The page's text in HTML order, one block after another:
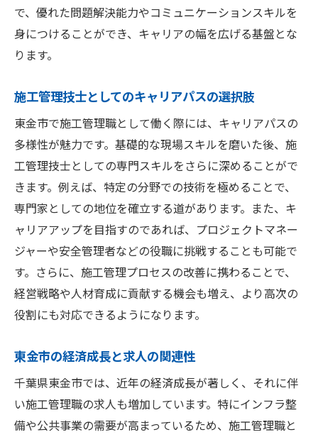
で、優れた問題解決能力やコミュニケーションスキルを
身につけることができ、キャリアの幅を広げる基盤とな
ります。
施工管理技士としてのキャリアパスの選択肢
東金市で施工管理職として働く際には、キャリアパスの
多様性が魅力です。基礎的な現場スキルを磨いた後、施
工管理技士としての専門スキルをさらに深めることがで
きます。例えば、特定の分野での技術を極めることで、
専門家としての地位を確立する道があります。また、キ
ャリアアップを目指すのであれば、プロジェクトマネー
ジャーや安全管理者などの役職に挑戦することも可能で
す。さらに、施工管理プロセスの改善に携わることで、
経営戦略や人材育成に貢献する機会も増え、より高次の
役割にも対応できるようになります。
東金市の経済成長と求人の関連性
千葉県東金市では、近年の経済成長が著しく、それに伴
い施工管理職の求人も増加しています。特にインフラ整
備や公共事業の需要が高まっているため、施工管理職と